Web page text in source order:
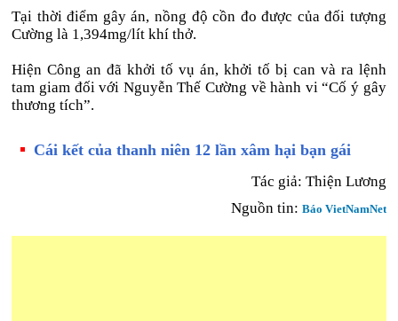
Tại thời điểm gây án, nồng độ cồn đo được của đối tượng
Cường là 1,394mg/lít khí thở.
Hiện Công an đã khởi tố vụ án, khởi tố bị can và ra lệnh
tam giam đối với Nguyễn Thế Cường về hành vi “Cố ý gây
thương tích”.
Cái kết của thanh niên 12 lần xâm hại bạn gái
Tác giả: Thiện Lương
Nguồn tin: Báo VietNamNet